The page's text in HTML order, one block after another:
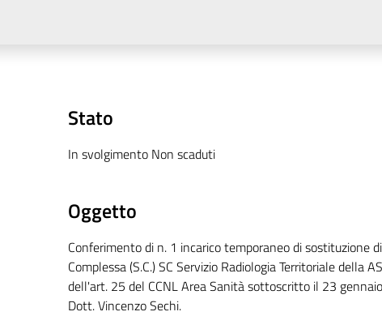
Stato
In svolgimento Non scaduti
Oggetto
Conferimento di n. 1 incarico temporaneo di sostituzione
Complessa (S.C.) SC Servizio Radiologia Territoriale della
dell'art. 25 del CCNL Area Sanità sottoscritto il 23
Dott. Vincenzo Sechi.